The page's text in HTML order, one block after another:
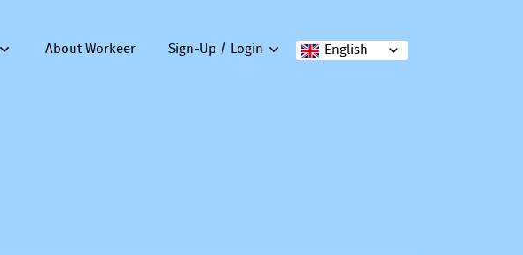
English
About Workeer Sign-Up / Login